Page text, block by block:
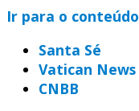
Ir para o conteúdo
Santa Sé
Vatican News
CNBB